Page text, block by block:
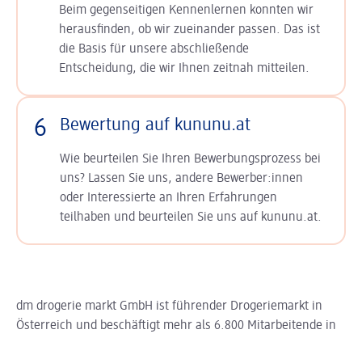
Beim gegenseitigen Kennenlernen konnten wir
herausfinden, ob wir zueinander passen. Das ist
die Basis für unsere abschließende
Entscheidung, die wir Ihnen zeitnah mitteilen.
6 Bewertung auf kununu.at
Wie beurteilen Sie Ihren Bewerbungsprozess bei
uns? Lassen Sie uns, andere Bewerber:innen
oder Interessierte an Ihren Erfahrungen
teilhaben und beurteilen Sie uns auf kununu.at.
dm drogerie markt GmbH ist führender Drogeriemarkt in
Österreich und beschäftigt mehr als 6.800 Mitarbeitende in